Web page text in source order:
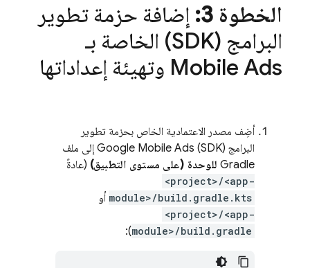
الخطوة 3:
إضافة حزمة تطوير
البرامج (SDK) الخاصة بـ
Mobile Ads وتهيئة إعداداتها
أضِف مصدر الاعتمادية الخاص بحزمة تطوير
البرامج (SDK)
Google Mobile Ads إلى ملف
Gradle للوحدة (على مستوى التطبيق) (عادةً
<project>/<app-
module>/build.gradle.kts أو
<project>/<app-
module>/build.gradle
):